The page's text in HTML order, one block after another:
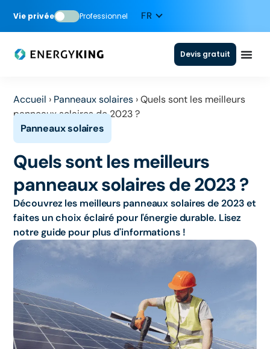
Vie privée Professionnel
Devis gratuit
Accueil › Panneaux solaires ›Quels sont les meilleurs
panneaux solaires de 2023 ?
Quels sont les meilleurs
panneaux solaires de 2023 ?
Découvrez les meilleurs panneaux solaires de 2023 et
faites un choix éclairé pour l'énergie durable. Lisez
notre guide pour plus d'informations !